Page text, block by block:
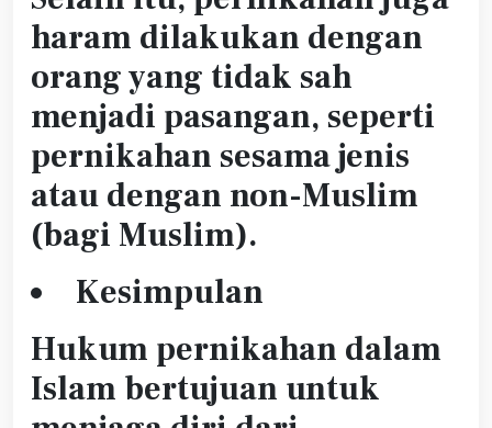
haram dilakukan dengan
orang yang tidak sah
menjadi pasangan, seperti
pernikahan sesama jenis
atau dengan non-Muslim
(bagi Muslim).
Kesimpulan
Hukum pernikahan dalam
Islam bertujuan untuk